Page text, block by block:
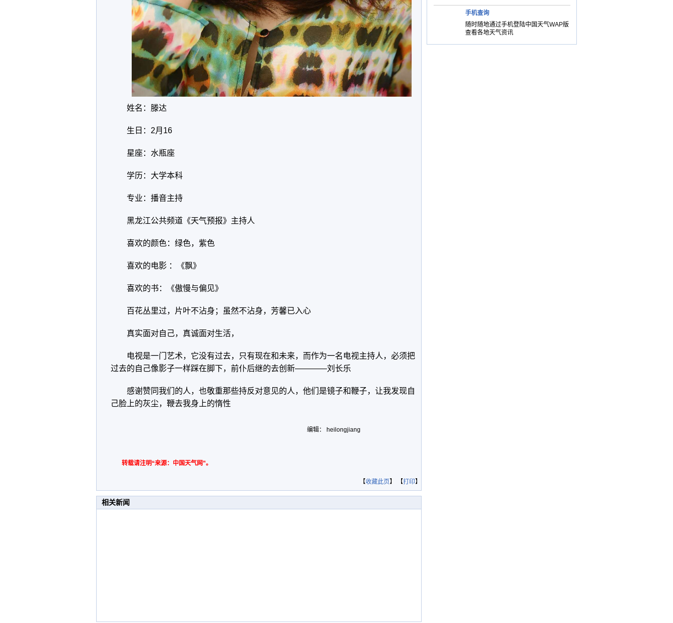
姓名：滕达
生日： 2月 16
星座：水瓶座
学历：大学本科
专业：播音主持
黑龙江公共频道《天气预报》主持人
喜欢的颜色：绿色，紫色
喜欢的电影 ：《飘》
喜欢的书：《傲慢与偏见》
百花丛里过，片叶不沾身；虽然不沾身，芳馨已入心
真实面对自己，真诚面对生活，
电视是一门艺术，它没有过去，只有现在和未来，而作为一名电视主持人，必须把
过去的自己像影子一样踩在脚下，前仆后继的去创新————刘长乐
感谢赞同我们的人，也敬重那些持反对意见的人，他们是镜子和鞭子，让我发现自
己脸上的灰尘，鞭去我身上的惰性
编辑： heilongjiang
转载请注明“来源：中国天气网”。
【收藏此页】 【打印】
相关新闻
手机查询
随时随地通过手机登陆中国天气WAP版
查看各地天气资讯